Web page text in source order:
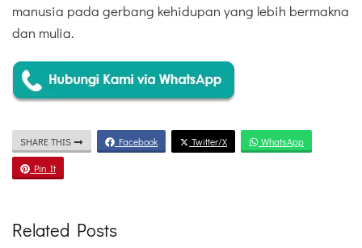
manusia pada gerbang kehidupan yang lebih bermakna
dan mulia.
SHARE THIS Facebook Twitter/X WhatsApp
Pin It
Related Posts